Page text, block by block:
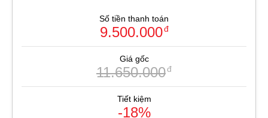
Số tiền thanh toán
9.500.000đ
Giá gốc
11.650.000đ
Tiết kiệm
-18%